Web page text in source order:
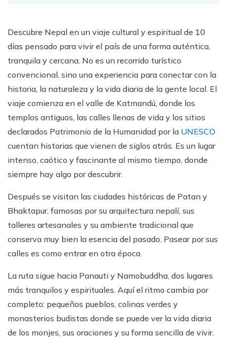
Descubre Nepal en un viaje cultural y espiritual de 10
días pensado para vivir el país de una forma auténtica,
tranquila y cercana. No es un recorrido turístico
convencional, sino una experiencia para conectar con la
historia, la naturaleza y la vida diaria de la gente local. El
viaje comienza en el valle de Katmandú, donde los
templos antiguos, las calles llenas de vida y los sitios
declarados Patrimonio de la Humanidad por la UNESCO
cuentan historias que vienen de siglos atrás. Es un lugar
intenso, caótico y fascinante al mismo tiempo, donde
siempre hay algo por descubrir.
Después se visitan las ciudades históricas de Patan y
Bhaktapur, famosas por su arquitectura nepalí, sus
talleres artesanales y su ambiente tradicional que
conserva muy bien la esencia del pasado. Pasear por sus
calles es como entrar en otra época.
La ruta sigue hacia Panauti y Namobuddha, dos lugares
más tranquilos y espirituales. Aquí el ritmo cambia por
completo: pequeños pueblos, colinas verdes y
monasterios budistas donde se puede ver la vida diaria
de los monjes, sus oraciones y su forma sencilla de vivir.